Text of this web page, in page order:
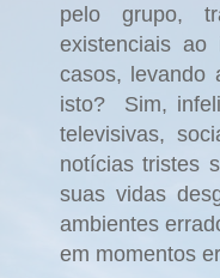
pelo grupo,
existenciais ao
casos, levando
isto? Sim,
televisivas,
notícias tristes
suas vidas
ambientes
em momentos